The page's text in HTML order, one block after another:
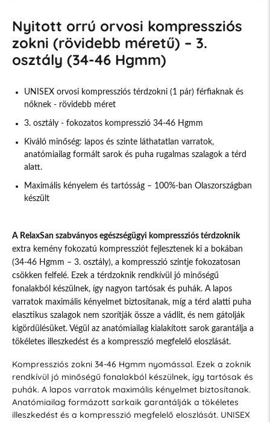
Nyitott orrú orvosi kompressziós
zokni (rövidebb méretű) – 3.
osztály (34-46 Hgmm)
UNISEX orvosi kompressziós térdzokni (1 pár) férfiaknak és
nőknek - rövidebb méret
3. osztály - fokozatos kompresszió 34-46 Hgmm
Kiváló minőség: lapos és szinte láthatatlan varratok,
anatómiailag formált sarok és puha rugalmas szalagok a térd
alatt.
Maximális kényelem és tartósság – 100%-ban Olaszországban
készült
A RelaxSan szabványos egészségügyi kompressziós térdzoknik
extra kemény fokozatú kompressziót fejlesztenek ki a bokában
(34-46 Hgmm – 3. osztály), a kompresszió szintje fokozatosan
csökken felfelé. Ezek a térdzoknik rendkívül jó minőségű
fonalakból készülnek, így nagyon tartósak és puhák. A lapos
varratok maximális kényelmet biztosítanak, míg a térd alatti puha
elasztikus szalagok nem szorítják össze a vádlit, és nem gátolják
kigördülésüket. Végül az anatómiailag kialakított sarok garantálja a
tökéletes illeszkedést és a kompresszió megfelelő eloszlását.
Kompressziós zokni 34-46 Hgmm nyomással. Ezek a zoknik
rendkívül jó minőségű fonalakból készülnek, így tartósak és
puhák. A lapos varratok maximális kényelmet biztosítanak.
Anatómiailag formázott sarkaik garantálják a tökéletes
illeszkedést és a kompresszió megfelelő eloszlását. UNISEX